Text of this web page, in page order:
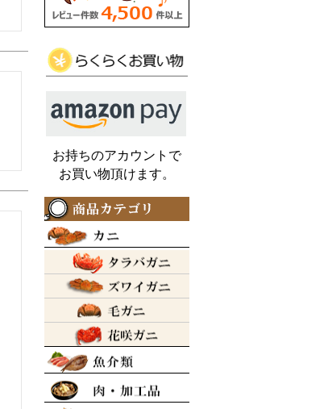
お持ちのアカウントで
お買い物頂けます。